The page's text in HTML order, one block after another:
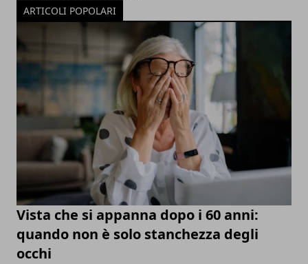
ARTICOLI POPOLARI
Vista che si appanna dopo i 60 anni:
quando non è solo stanchezza degli
occhi